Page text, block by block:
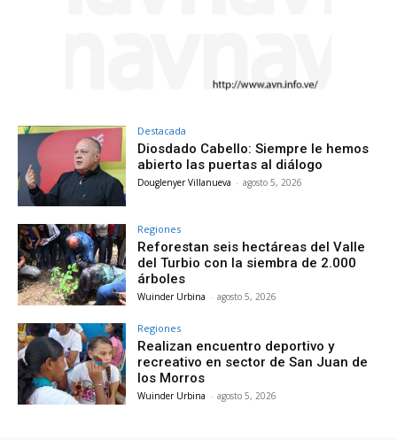
Destacada
Diosdado Cabello: Siempre le hemos
abierto las puertas al diálogo
Douglenyer Villanueva - agosto 5, 2026
Regiones
Reforestan seis hectáreas del Valle
del Turbio con la siembra de 2.000
árboles
Wuinder Urbina - agosto 5, 2026
Regiones
Realizan encuentro deportivo y
recreativo en sector de San Juan de
los Morros
Wuinder Urbina - agosto 5, 2026